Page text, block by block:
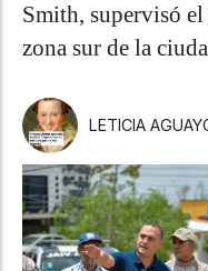
Smith, supervisó
zona sur de la
LETICIA